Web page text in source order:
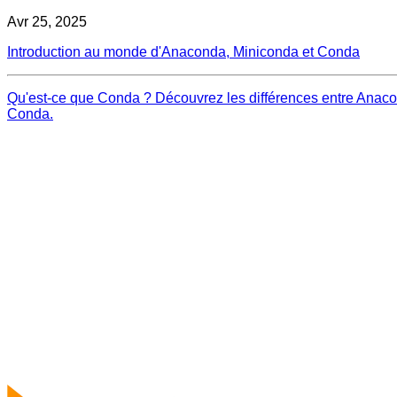
Avr 25, 2025
Introduction au monde d'Anaconda, Miniconda et Conda
Qu'est-ce que Conda ? Découvrez les différences entre
Conda.